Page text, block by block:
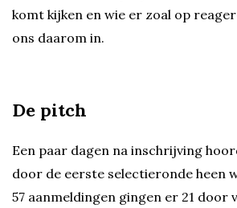
komt kijken en wie er zoal op
ons daarom in.
De pitch
Een paar dagen na inschrijving
door de eerste selectieronde heen
57 aanmeldingen gingen er 21 door